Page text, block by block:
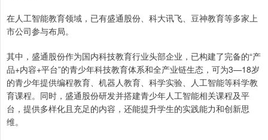
在人工智能教育领域，已有盛通股份、科大讯飞、豆神教育等多家上
市公司参与布局。
其中，盛通股份作为国内科技教育行业头部企业，已构建了完备的“产
品+内容+平台”的青少年科技教育体系和全产业链生态，可为3—18岁
的青少年提供编程教育、机器人教育、科学实验、人工智能等科学教
育课程。同时，盛通股份研发并搭建青少年人工智能相关课程及平
台，提供多样化且充足的内容，还能提升学生的实践能力和创新思
维。